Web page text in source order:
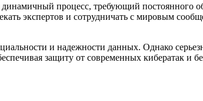
процесс, требующий постоянного
экспертов и сотрудничать с мировым
и надежности данных. Однако
защиту от современных кибератак и